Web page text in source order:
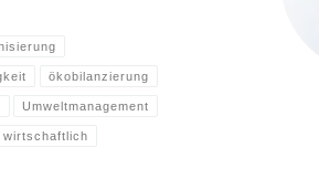
ökobilanzierung
Umweltmanagement
wirtschaftlich